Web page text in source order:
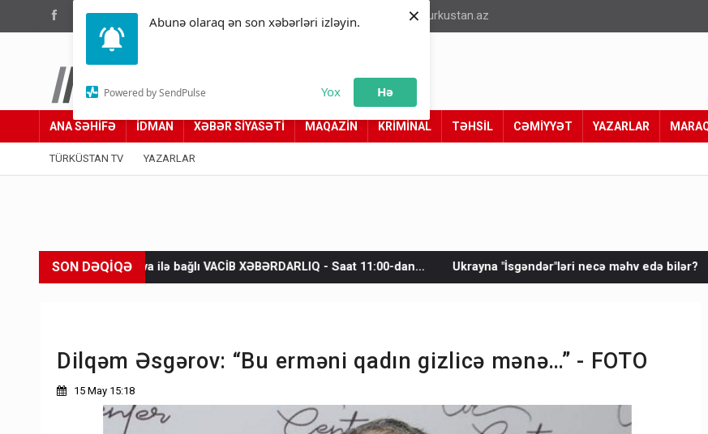
Abunə olaraq ən son xəbərləri izləyin.
Powered by SendPulse Yox Hə
×
(012) 449 94 05 info@turkustan.az
Türküstan.az
Adımız yolumuzdur
ANA SƏHİFƏ İDMAN XƏBƏR SİYASƏTİ MAQAZİN KRİMİNAL TƏHSİL CƏMİYYƏT YAZARLAR
TÜRKÜSTAN TV YAZARLAR
SON DƏQİQƏ
hava ilə bağlı VACİB XƏBƏRDARLIQ - Saat 11:00-dan… Ukrayna "İsgəndər"ləri necə məhv edə bilər? Rusların bu
Dilqəm Əsgərov: “Bu erməni qadın gizlicə mənə…” - FOTO
15 May 15:18